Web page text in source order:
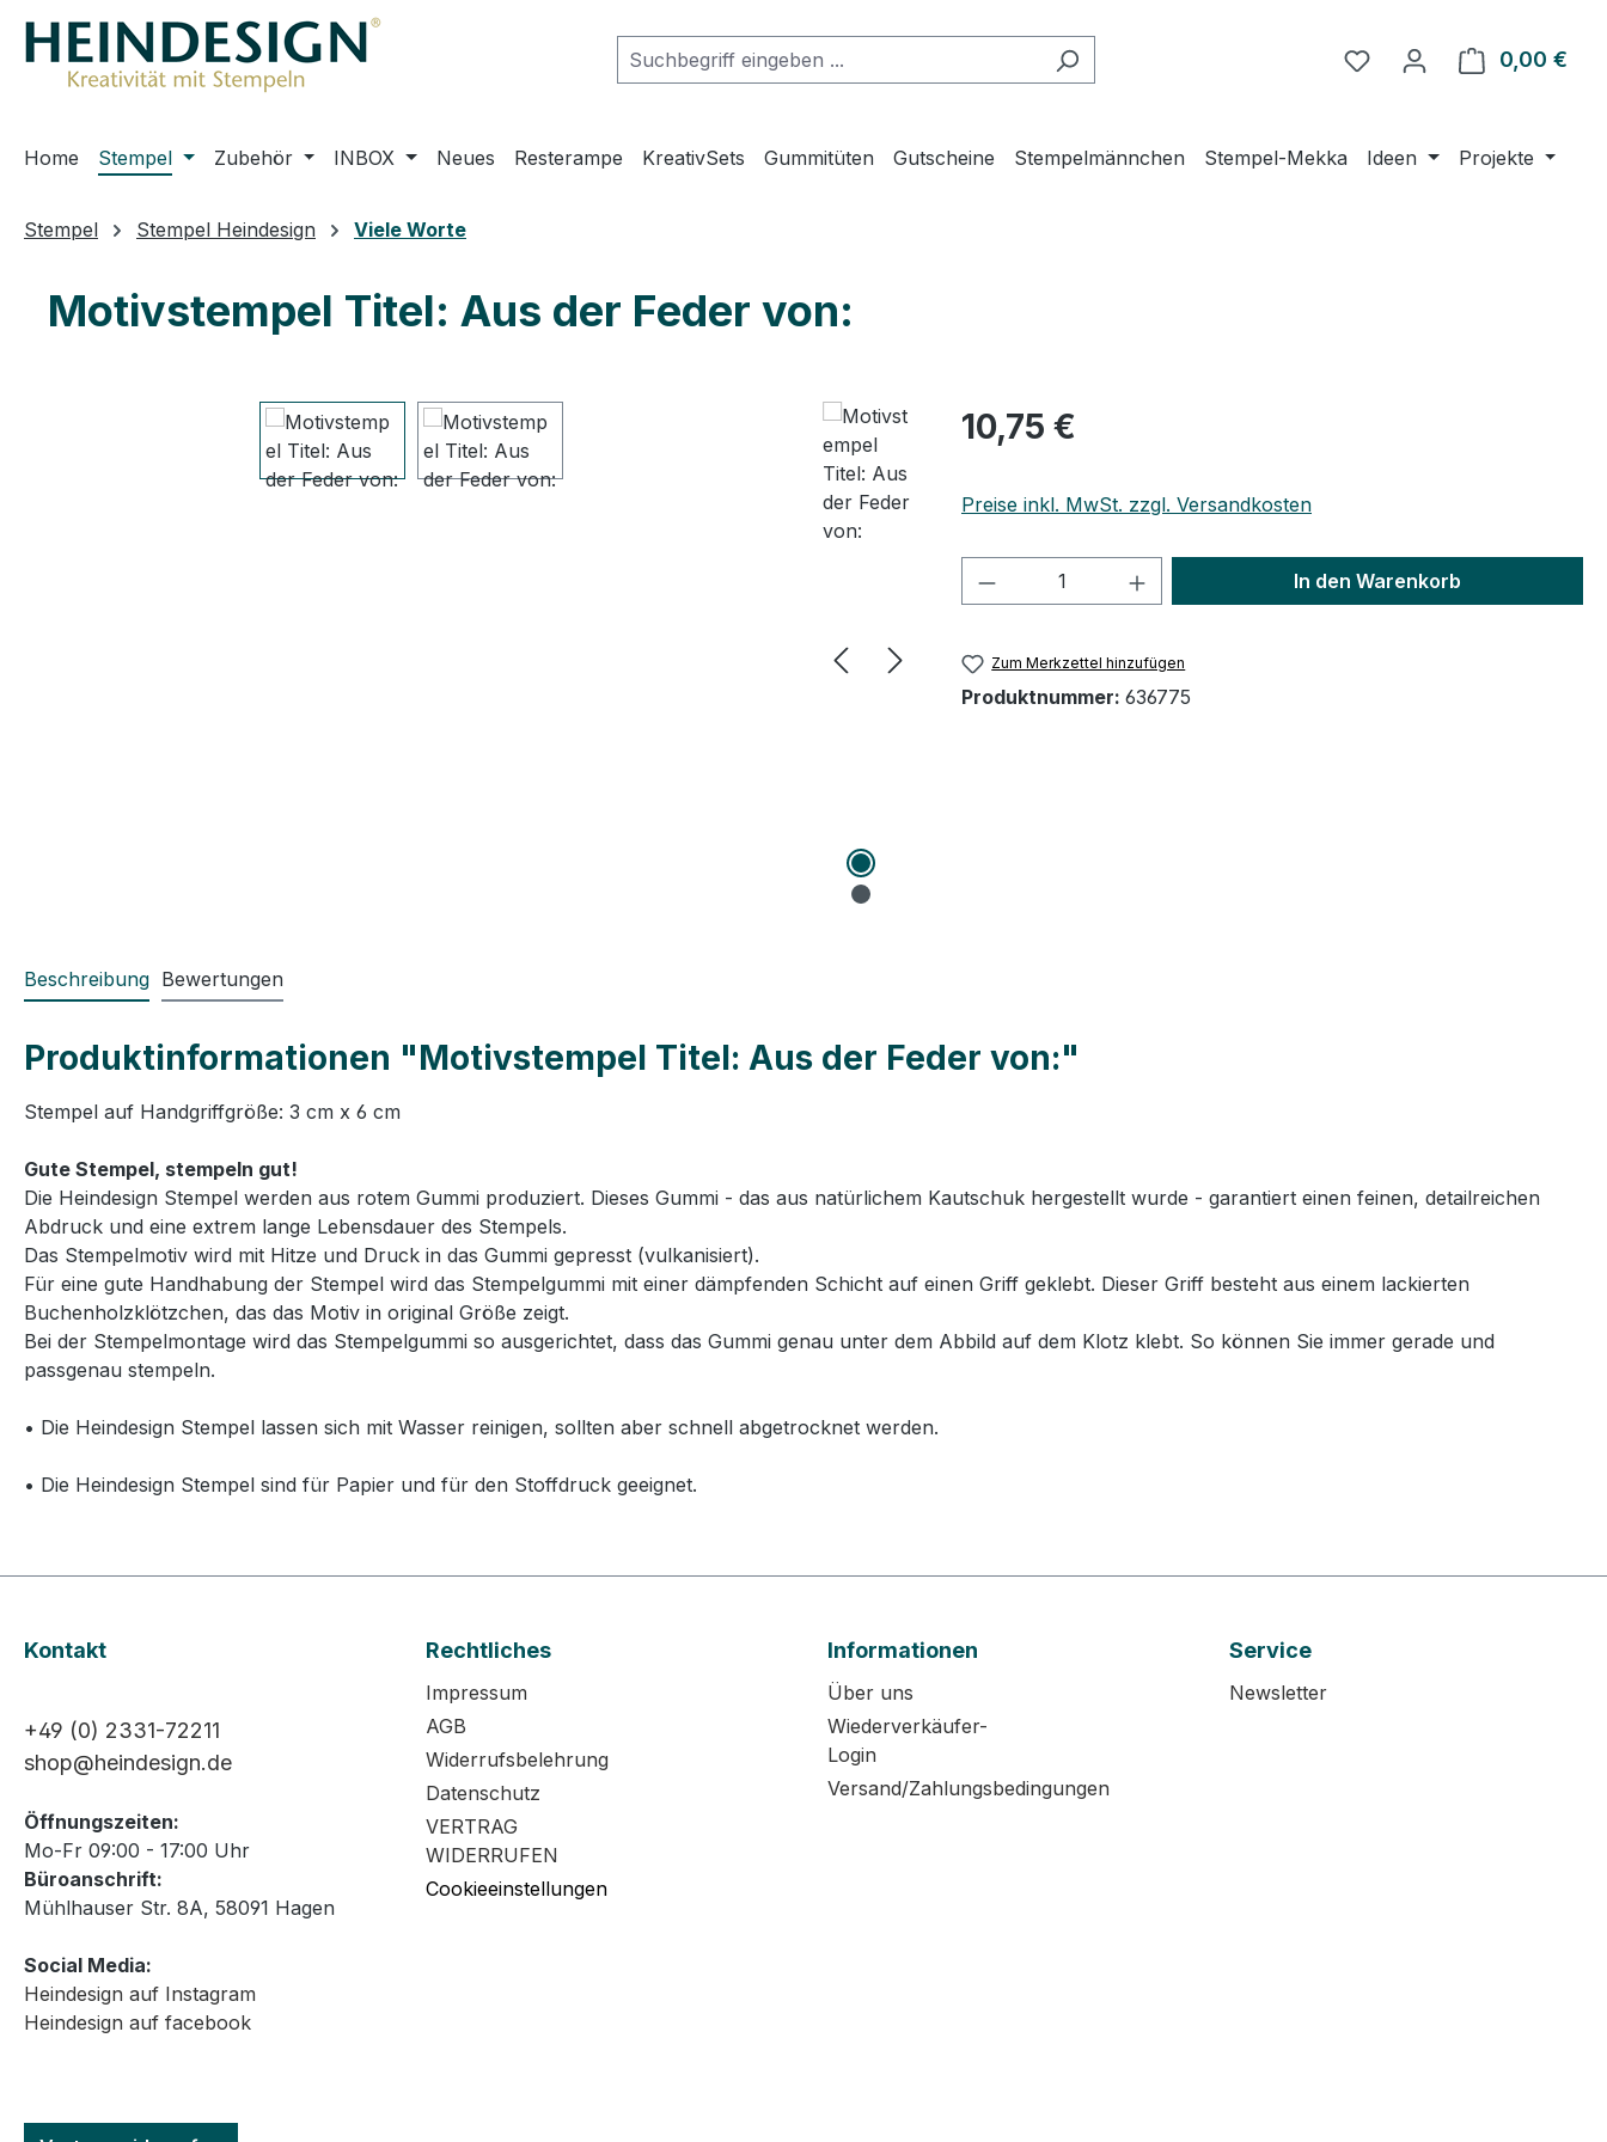
Hauptinhalt springen
Zur Suche springen
Zur Hauptnavigation springen
Du hast 0 Produkte auf
0,00 €
Home Stempel Zubehör INBOX Neues Resterampe KreativSets Gummitüten Gutscheine Stempelmännchen Stempel-Mekka Ideen Projekte
Stempel Stempel Heindesign Viele Worte
Motivstempel Titel: Aus der Feder von:
Regulärer Preis:
10,75 €
Preise inkl. MwSt. zzgl. Versandkosten
Produkt Anzahl: Gib den gewünschten Wert
In den Warenkorb
Zum Merkzettel hinzufügen
Produktnummer: 636775
Beschreibung Bewertungen
Produktinformationen "Motivstempel Titel: Aus der Feder von:"
Stempel auf Handgriffgröße: 3 cm x 6 cm
Gute Stempel, stempeln gut!
Die Heindesign Stempel werden aus rotem Gummi produziert. Dieses Gummi - das aus natürlichem Kautschuk hergestellt wurde - garantiert einen feinen, detailreichen
Abdruck und eine extrem lange Lebensdauer des Stempels.
Das Stempelmotiv wird mit Hitze und Druck in das Gummi gepresst (vulkanisiert).
Für eine gute Handhabung der Stempel wird das Stempelgummi mit einer dämpfenden Schicht auf einen Griff geklebt. Dieser Griff besteht aus einem lackierten
Buchenholzklötzchen, das das Motiv in original Größe zeigt.
Bei der Stempelmontage wird das Stempelgummi so ausgerichtet, dass das Gummi genau unter dem Abbild auf dem Klotz klebt. So können Sie immer gerade und
passgenau stempeln.
• Die Heindesign Stempel lassen sich mit Wasser reinigen, sollten aber schnell abgetrocknet werden.
• Die Heindesign Stempel sind für Papier und für den Stoffdruck geeignet.
Kontakt
+49 (0) 2331-72211
shop@heindesign.de
Öffnungszeiten:
Mo-Fr 09:00 - 17:00 Uhr
Büroanschrift:
Mühlhauser Str. 8A, 58091 Hagen
Social Media:
Heindesign auf Instagram
Heindesign auf facebook
Rechtliches
Impressum
AGB
Widerrufsbelehrung
Datenschutz
VERTRAG
WIDERRUFEN
Cookieeinstellungen
Informationen
Über uns
Wiederverkäufer-
Login
Versand/Zahlungsbedingungen
Service
Newsletter